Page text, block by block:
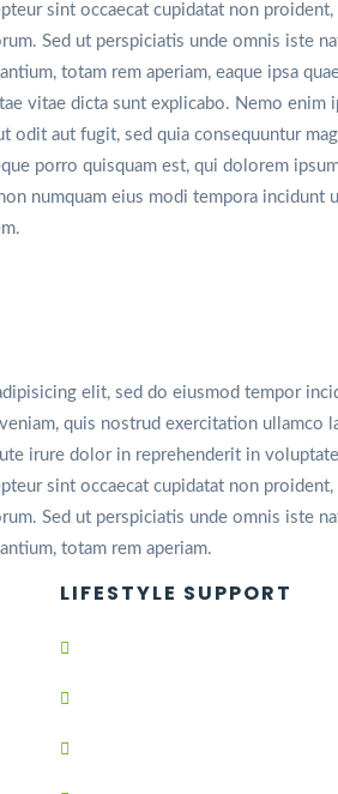
sint occaecat cupidatat non proident,
Sed ut perspiciatis unde omnis iste
totam rem aperiam, eaque ipsa
vitae dicta sunt explicabo. Nemo enim
odit aut fugit, sed quia consequuntur
porro quisquam est, qui dolorem
numquam eius modi tempora incidunt
elit, sed do eiusmod tempor
quis nostrud exercitation ullamco
irure dolor in reprehenderit in
sint occaecat cupidatat non proident,
Sed ut perspiciatis unde omnis iste
totam rem aperiam.
LIFESTYLE SUPPORT